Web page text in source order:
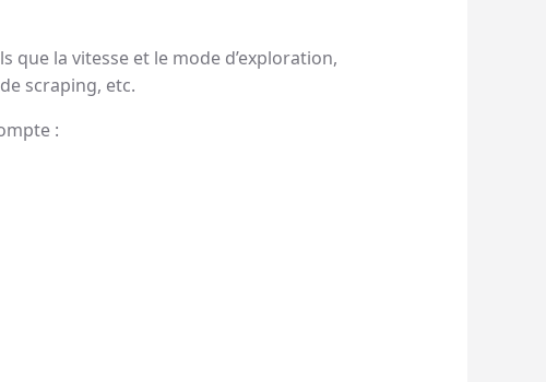
la vitesse et le mode d’exploration,
scraping, etc.
: